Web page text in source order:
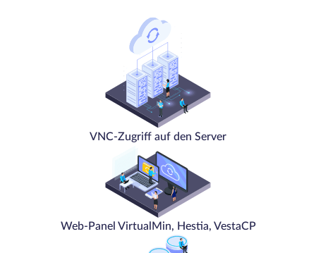
VNC-Zugriff auf den Server
Web-Panel VirtualMin, Hestia, VestaCP